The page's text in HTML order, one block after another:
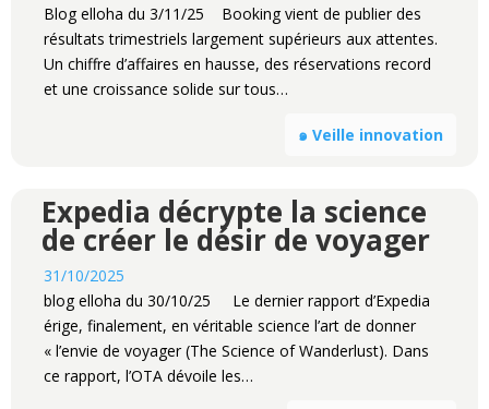
Blog elloha du 3/11/25 Booking vient de publier des
résultats trimestriels largement supérieurs aux attentes.
Un chiffre d’affaires en hausse, des réservations record
et une croissance solide sur tous…
๑ Veille innovation
Expedia décrypte la science
de créer le désir de voyager
31/10/2025
blog elloha du 30/10/25 Le dernier rapport d’Expedia
érige, finalement, en véritable science l’art de donner
« l’envie de voyager (The Science of Wanderlust). Dans
ce rapport, l’OTA dévoile les…